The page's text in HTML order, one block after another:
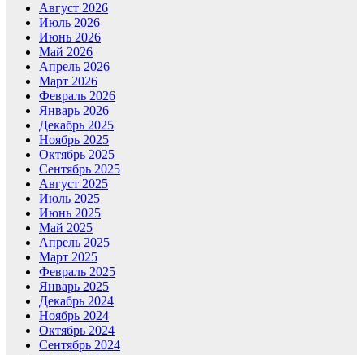
Август 2026
Июль 2026
Июнь 2026
Май 2026
Апрель 2026
Март 2026
Февраль 2026
Январь 2026
Декабрь 2025
Ноябрь 2025
Октябрь 2025
Сентябрь 2025
Август 2025
Июль 2025
Июнь 2025
Май 2025
Апрель 2025
Март 2025
Февраль 2025
Январь 2025
Декабрь 2024
Ноябрь 2024
Октябрь 2024
Сентябрь 2024